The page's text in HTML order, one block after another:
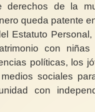
derechos de la
queda patente
Estatuto
con
políticas, los
sociales
con